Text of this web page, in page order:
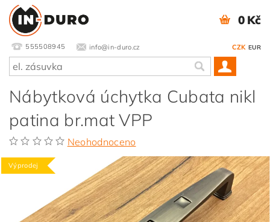
555508945 info@in-duro.cz CZK EUR
0 Kč
Nábytková úchytka Cubata nikl
patina br.mat VPP
Neohodnoceno
Výprodej